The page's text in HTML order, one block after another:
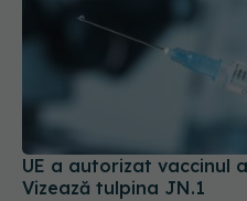
UE a autorizat vaccinul
Vizează tulpina JN.1